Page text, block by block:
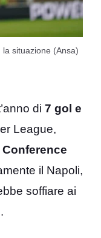
la situazione (Ansa)
di 7 gol e
League,
il Napoli,
soffiare ai